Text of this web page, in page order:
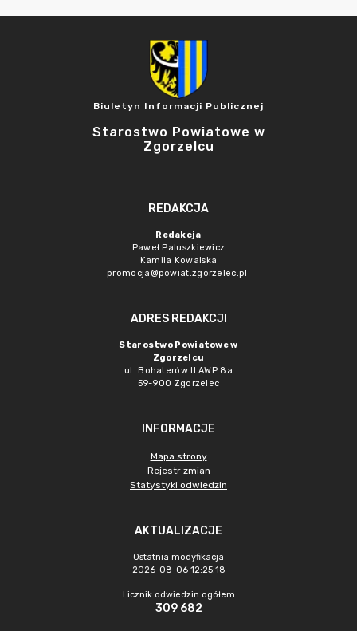
Biuletyn Informacji Publicznej
Starostwo Powiatowe w
Zgorzelcu
REDAKCJA
Redakcja
Paweł Paluszkiewicz
Kamila Kowalska
promocja@powiat.zgorzelec.pl
ADRES REDAKCJI
Starostwo Powiatowe w
Zgorzelcu
ul. Bohaterów II AWP 8a
59-900 Zgorzelec
INFORMACJE
Mapa strony
Rejestr zmian
Statystyki odwiedzin
AKTUALIZACJE
Ostatnia modyfikacja
2026-08-06 12:25:18
Licznik odwiedzin ogółem
309 682